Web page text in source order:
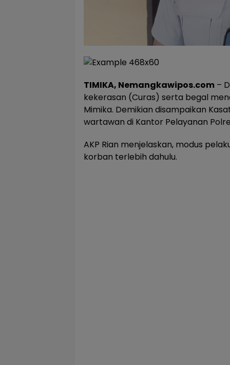
TIMIKA, Nemangkawipos.com –
kekerasan (Curas) serta begal
Mimika. Demikian disampaikan
wartawan di Kantor Pelayanan
AKP Rian menjelaskan, modus
korban terlebih dahulu.